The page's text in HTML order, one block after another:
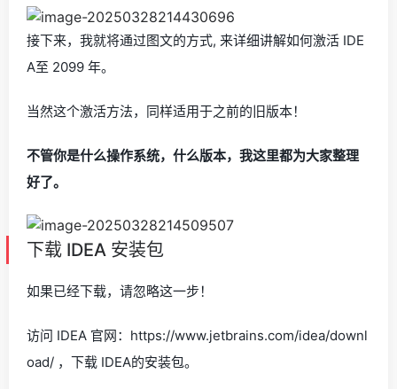
接下来，我就将通过图文的方式, 来详细讲解如何激活 IDE
A至 2099 年。
当然这个激活方法，同样适用于之前的旧版本！
不管你是什么操作系统，什么版本，我这里都为大家整理
好了。
下载 IDEA 安装包
如果已经下载，请忽略这一步！
访问 IDEA 官网：https://www.jetbrains.com/idea/downl
oad/ ，下载 IDEA的安装包。